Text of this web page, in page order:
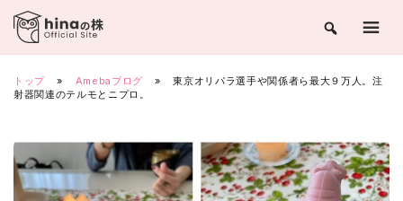
Skip
content
トップ » Amebaブログ »
東京オリパラ選手や関係者ら最大９万人。注
射器関連のテルモとニプロ。